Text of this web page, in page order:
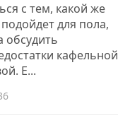
с тем, какой же
для пола,
обсудить
кафельной
Е...